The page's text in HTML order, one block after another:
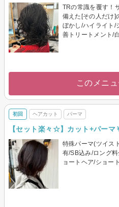
TRの常識を覆す！
備えた[その人だけ]
ぼかし/ハイライト/
善トリートメント/
このメニ
初回 ヘアカット パーマ
【セット楽々☆】カット+パー
特殊パーマ(ツイス
有/SB込み/ロング
ョートヘア/ショー